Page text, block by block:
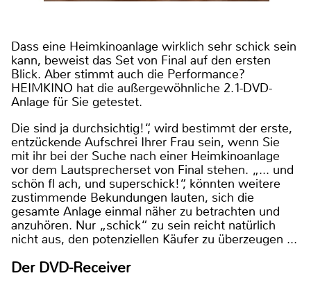
Dass eine Heimkinoanlage wirklich sehr schick sein
kann, beweist das Set von Final auf den ersten
Blick. Aber stimmt auch die Performance?
HEIMKINO hat die außergewöhnliche 2.1-DVD-
Anlage für Sie getestet.
Die sind ja durchsichtig!“, wird bestimmt der erste,
entzückende Aufschrei Ihrer Frau sein, wenn Sie
mit ihr bei der Suche nach einer Heimkinoanlage
vor dem Lautsprecherset von Final stehen. „... und
schön fl ach, und superschick!“, könnten weitere
zustimmende Bekundungen lauten, sich die
gesamte Anlage einmal näher zu betrachten und
anzuhören. Nur „schick“ zu sein reicht natürlich
nicht aus, den potenziellen Käufer zu überzeugen ...
Der DVD-Receiver